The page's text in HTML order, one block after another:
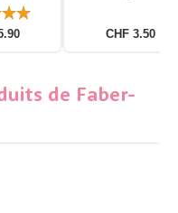
CHF 3.50
de Faber-